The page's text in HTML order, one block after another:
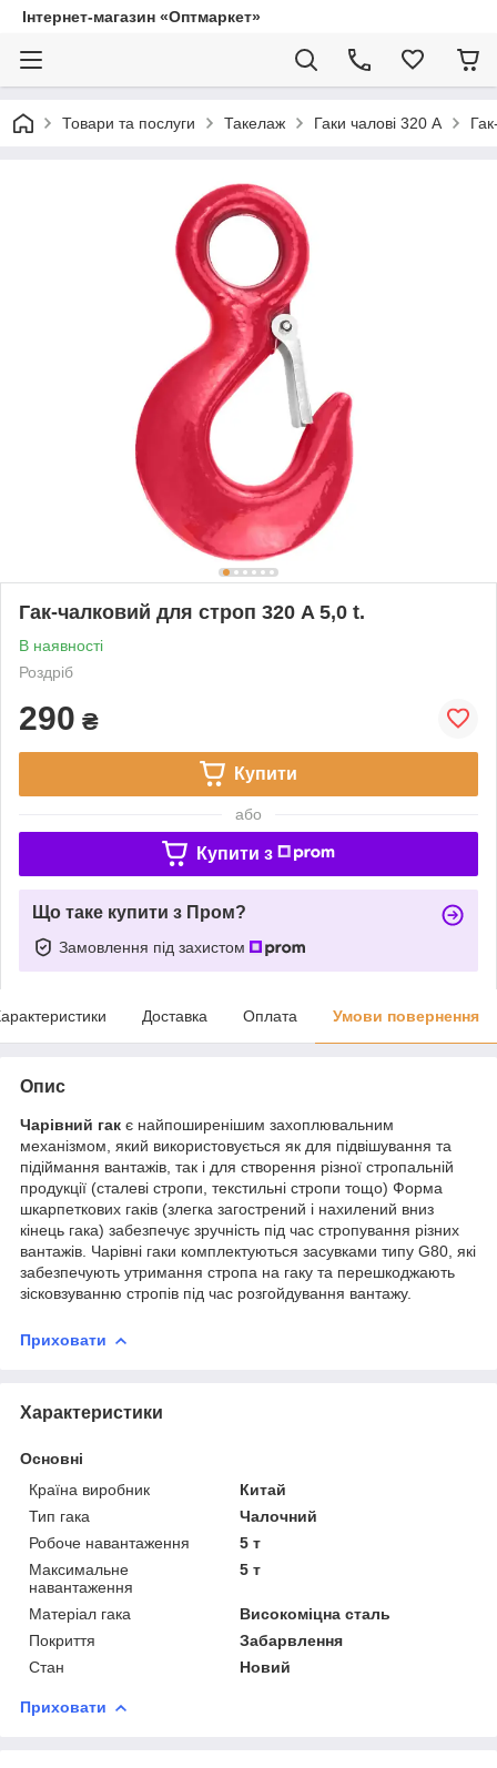
Інтернет-магазин «Оптмаркет»
Товари та послуги Такелаж Гаки чалові 320 А
Гак-чалковий для строп 320 A 5,0 t.
В наявності
Роздріб
290 ₴
Купити
або
Купити з
Що таке купити з Пром?
Замовлення під захистом
Доставка Оплата Умови повернення
Опис
Чарівний гак є найпоширенішим захоплювальним
механізмом, який використовується як для підвішування та
підіймання вантажів, так і для створення різної стропальній
продукції (сталеві стропи, текстильні стропи тощо) Форма
шкарпеткових гаків (злегка загострений і нахилений вниз
кінець гака) забезпечує зручність під час стропування різних
вантажів. Чарівні гаки комплектуються засувками типу G80, які
забезпечують утримання стропа на гаку та перешкоджають
зісковзуванню стропів під час розгойдування вантажу.
Приховати
Характеристики
Основні
Країна виробник
Китай
Тип гака
Чалочний
Робоче навантаження
5 т
Максимальне
навантаження
5 т
Матеріал гака
Високоміцна сталь
Покриття
Забарвлення
Стан
Новий
Приховати